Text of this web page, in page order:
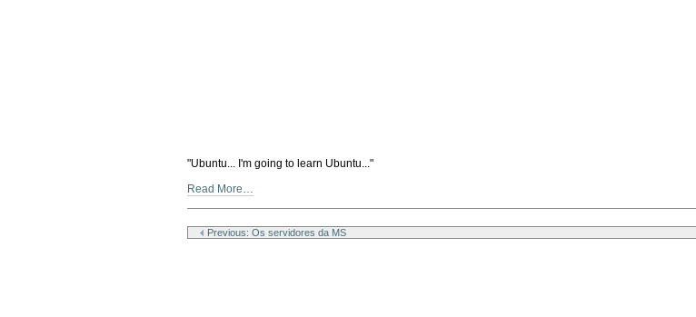
"Ubuntu... I'm going to learn Ubuntu..."
Read More…
ActionsPrevious: Os servidores da MS